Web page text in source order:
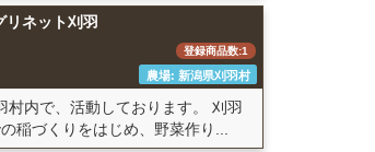
リネット刈羽
登録商品数:1
農場: 新潟県刈羽村
村内で、活動しております。 刈羽
稲づくりをはじめ、野菜作り...